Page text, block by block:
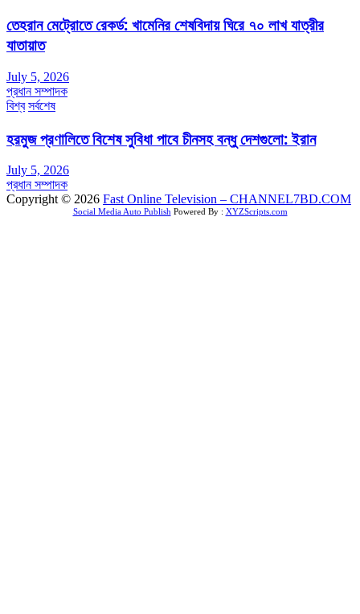
তেহরান মেট্রোতে রেকর্ড: খামেনির শেষবিদায় ঘিরে ৭০ লাখ যাত্রীর
যাতায়াত
July 5, 2026
প্রধান সম্পাদক
বিশ্ব সর্বশেষ
হরমুজ প্রণালিতে বিশেষ সুবিধা পাবে চীনসহ বন্ধু দেশগুলো: ইরান
July 5, 2026
প্রধান সম্পাদক
Copyright © 2026 Fast Online Television – CHANNEL7BD.COM
Social Media Auto Publish Powered By : XYZScripts.com